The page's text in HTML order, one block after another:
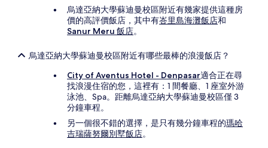
烏達亞納大學蘇迪曼校區附近有幾家提供這種房
價的高評價飯店，其中有峇里島海灘飯店和
Sanur Meru 飯店。
烏達亞納大學蘇迪曼校區附近有哪些最棒的浪漫飯店？
City of Aventus Hotel - Denpasar適合正在尋
找浪漫住宿的您，這裡有：1 間餐廳、1 座室外游
泳池、Spa。距離烏達亞納大學蘇迪曼校區僅 3
分鐘車程。
另一個很不錯的選擇，是只有幾分鐘車程的瑪哈
吉瑞薩努爾別墅飯店。